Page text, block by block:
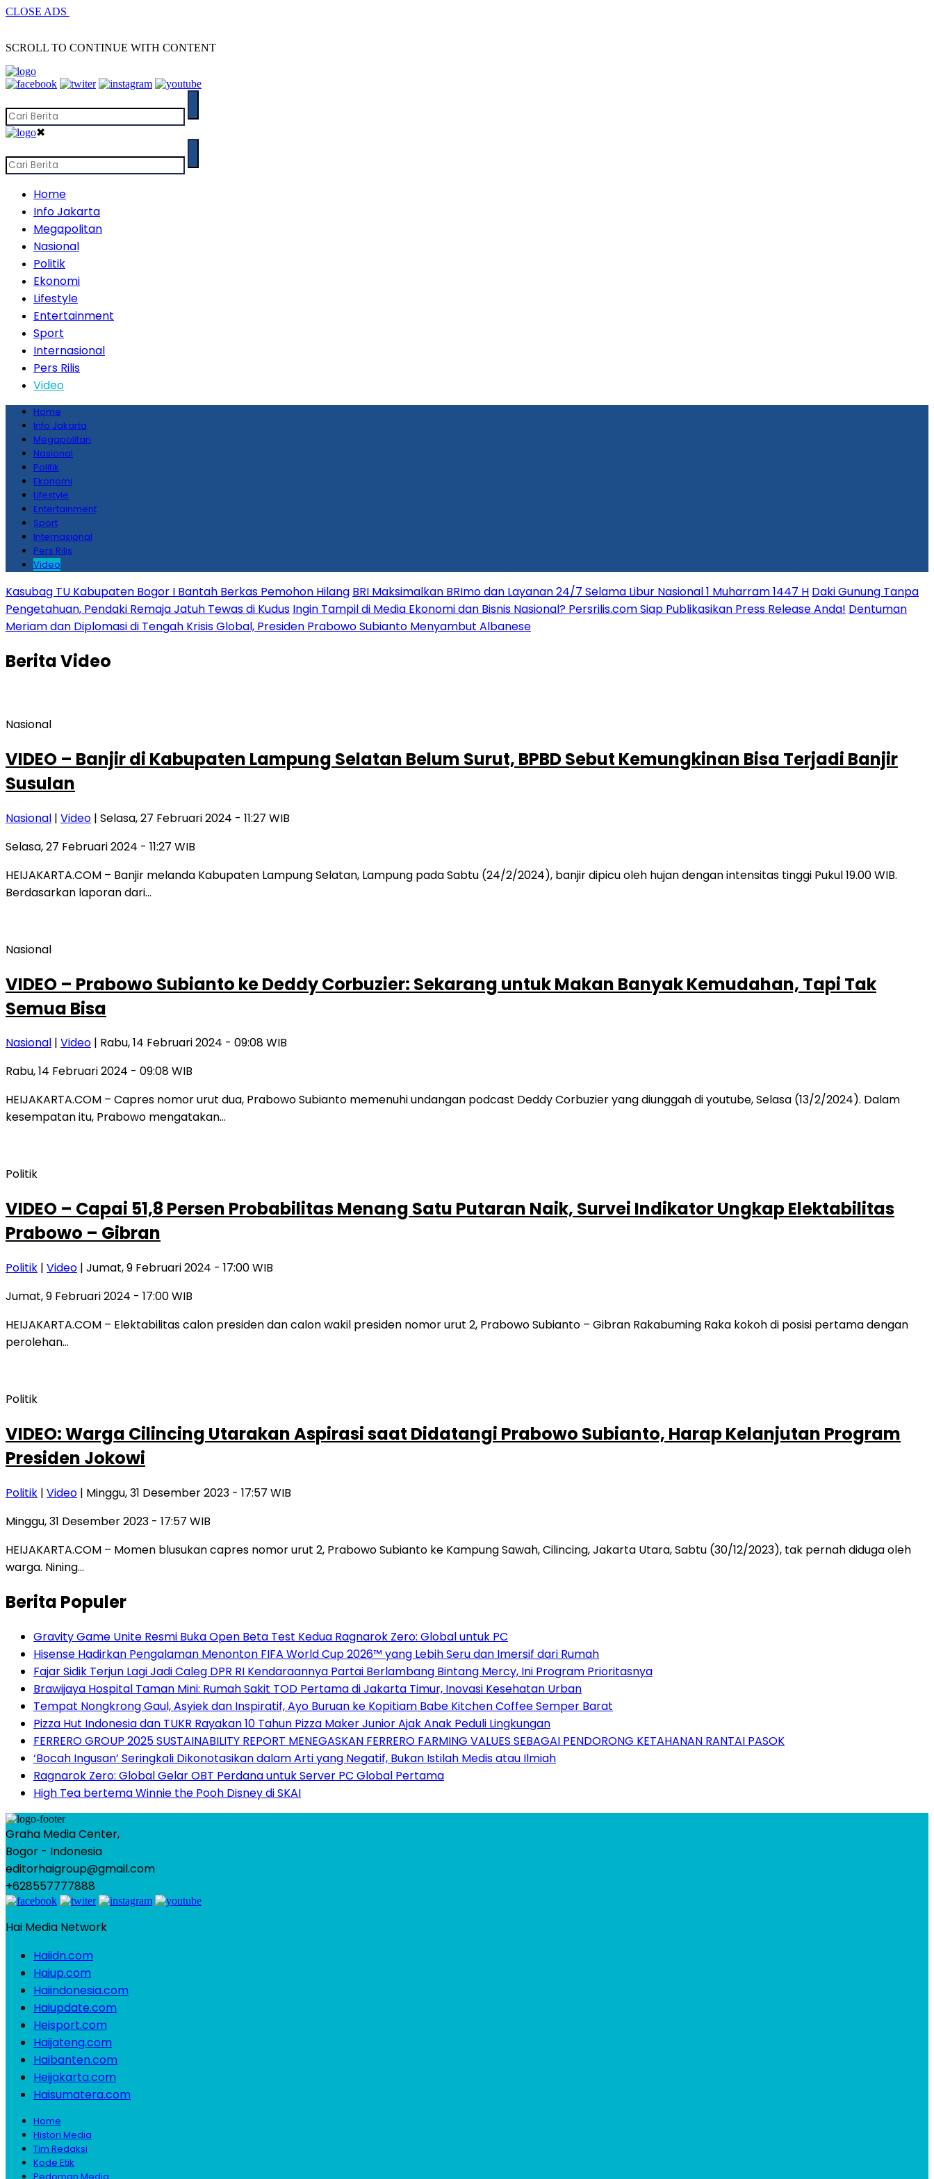
CLOSE ADS
SCROLL TO CONTINUE WITH CONTENT
✖
Home
Info Jakarta
Megapolitan
Nasional
Politik
Ekonomi
Lifestyle
Entertainment
Sport
Internasional
Pers Rilis
Video
Home
Info Jakarta
Megapolitan
Nasional
Politik
Ekonomi
Lifestyle
Entertainment
Sport
Internasional
Pers Rilis
Video
Kasubag TU Kabupaten Bogor I Bantah Berkas Pemohon Hilang BRI Maksimalkan BRImo dan Layanan 24/7 Selama Libur Nasional 1 Muharram 1447 H Daki Gunung Tanpa
Pengetahuan, Pendaki Remaja Jatuh Tewas di Kudus Ingin Tampil di Media Ekonomi dan Bisnis Nasional? Persrilis.com Siap Publikasikan Press Release Anda! Dentuman
Meriam dan Diplomasi di Tengah Krisis Global, Presiden Prabowo Subianto Menyambut Albanese
BeritaVideo
Nasional
VIDEO – Banjir di Kabupaten Lampung Selatan Belum Surut, BPBD Sebut Kemungkinan Bisa Terjadi Banjir
Susulan
Nasional | Video | Selasa, 27 Februari 2024 - 11:27 WIB
Selasa, 27 Februari 2024 - 11:27 WIB
HEIJAKARTA.COM – Banjir melanda Kabupaten Lampung Selatan, Lampung pada Sabtu (24/2/2024), banjir dipicu oleh hujan dengan intensitas tinggi Pukul 19.00 WIB.
Berdasarkan laporan dari…
Nasional
VIDEO – Prabowo Subianto ke Deddy Corbuzier: Sekarang untuk Makan Banyak Kemudahan, Tapi Tak
Semua Bisa
Nasional | Video | Rabu, 14 Februari 2024 - 09:08 WIB
Rabu, 14 Februari 2024 - 09:08 WIB
HEIJAKARTA.COM – Capres nomor urut dua, Prabowo Subianto memenuhi undangan podcast Deddy Corbuzier yang diunggah di youtube, Selasa (13/2/2024). Dalam
kesempatan itu, Prabowo mengatakan…
Politik
VIDEO – Capai 51,8 Persen Probabilitas Menang Satu Putaran Naik, Survei Indikator Ungkap Elektabilitas
Prabowo – Gibran
Politik | Video | Jumat, 9 Februari 2024 - 17:00 WIB
Jumat, 9 Februari 2024 - 17:00 WIB
HEIJAKARTA.COM – Elektabilitas calon presiden dan calon wakil presiden nomor urut 2, Prabowo Subianto – Gibran Rakabuming Raka kokoh di posisi pertama dengan
perolehan…
Politik
VIDEO: Warga Cilincing Utarakan Aspirasi saat Didatangi Prabowo Subianto, Harap Kelanjutan Program
Presiden Jokowi
Politik | Video | Minggu, 31 Desember 2023 - 17:57 WIB
Minggu, 31 Desember 2023 - 17:57 WIB
HEIJAKARTA.COM – Momen blusukan capres nomor urut 2, Prabowo Subianto ke Kampung Sawah, Cilincing, Jakarta Utara, Sabtu (30/12/2023), tak pernah diduga oleh
warga. Nining…
Berita Populer
Gravity Game Unite Resmi Buka Open Beta Test Kedua Ragnarok Zero: Global untuk PC
Hisense Hadirkan Pengalaman Menonton FIFA World Cup 2026™ yang Lebih Seru dan Imersif dari Rumah
Fajar Sidik Terjun Lagi Jadi Caleg DPR RI Kendaraannya Partai Berlambang Bintang Mercy, Ini Program Prioritasnya
Brawijaya Hospital Taman Mini: Rumah Sakit TOD Pertama di Jakarta Timur, Inovasi Kesehatan Urban
Tempat Nongkrong Gaul, Asyiek dan Inspiratif, Ayo Buruan ke Kopitiam Babe Kitchen Coffee Semper Barat
Pizza Hut Indonesia dan TUKR Rayakan 10 Tahun Pizza Maker Junior Ajak Anak Peduli Lingkungan
FERRERO GROUP 2025 SUSTAINABILITY REPORT MENEGASKAN FERRERO FARMING VALUES SEBAGAI PENDORONG KETAHANAN RANTAI PASOK
‘Bocah Ingusan’ Seringkali Dikonotasikan dalam Arti yang Negatif, Bukan Istilah Medis atau Ilmiah
Ragnarok Zero: Global Gelar OBT Perdana untuk Server PC Global Pertama
High Tea bertema Winnie the Pooh Disney di SKAI
Graha Media Center,
Bogor - Indonesia
editorhaigroup@gmail.com
+628557777888
Hai Media Network
Haiidn.com
Haiup.com
Haiindonesia.com
Haiupdate.com
Heisport.com
Haijateng.com
Haibanten.com
Heijakarta.com
Haisumatera.com
Home
Histori Media
Tim Redaksi
Kode Etik